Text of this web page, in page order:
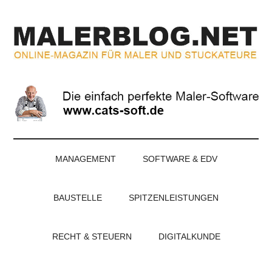
springen
secondary
menu
springen
springen
Magazin
für
Maler
und
MANAGEMENT SOFTWARE & EDV
BAUSTELLE SPITZENLEISTUNGEN
RECHT & STEUERN DIGITALKUNDE